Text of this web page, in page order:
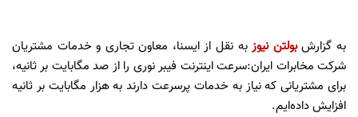
به گزارشبولتن نیوزبه نقل از ایسنا، معاون تجاری و خدمات مشتریان
شرکت مخابرات ایران:سرعت اینترنت فیبر نوری را از صد مگابایت بر ثانیه،
برای مشتریانی که نیاز به خدمات پرسرعت دارند به هزار مگابایت بر ثانیه
افزایش داده‌ایم.